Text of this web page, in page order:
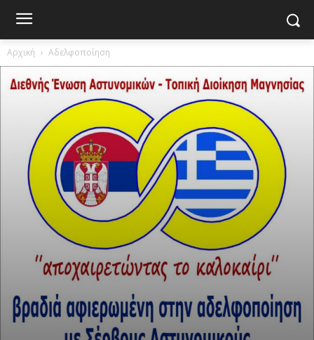
Αρχική Αδελφοποίηση